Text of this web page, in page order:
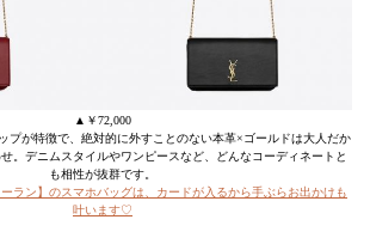
▲￥72,000
プが特徴で、絶対的に外すことのない本革×ゴールドは大人だか
。デニムスタイルやワンピースなど、どんなコーディネートと
も相性が抜群です。
ーラン】のスマホバッグは、カードが入るから手ぶらお出かけも
叶います♡